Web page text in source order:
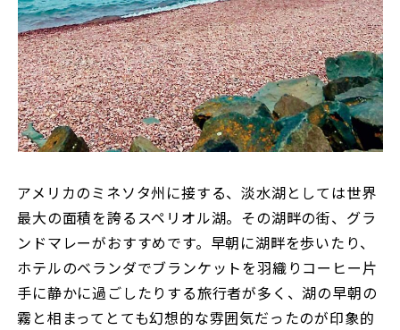
アメリカのミネソタ州に接する、淡水湖としては世界
最大の面積を誇るスペリオル湖。その湖畔の街、グラ
ンドマレーがおすすめです。早朝に湖畔を歩いたり、
ホテルのベランダでブランケットを羽織りコーヒー片
手に静かに過ごしたりする旅行者が多く、湖の早朝の
霧と相まってとても幻想的な雰囲気だったのが印象的